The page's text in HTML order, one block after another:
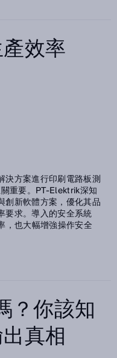
效率
決方案進行印刷電路板測
重要。PT-Elektrik深知
創新軟體方案，優化其品
要求。導入的安全系統
，也大幅增強操作安全
？你該知
真相